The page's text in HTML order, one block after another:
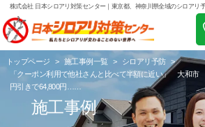
株式会社 日本シロアリ対策センター｜東京都、神奈川県全域のシロアリ
トップページ > 施工事例一覧 > シロアリ予防
>
「クーポン利用で他社さんと比べて半額に近い」 大和
円引きで64,800円……
施工事例